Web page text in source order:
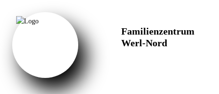
Familienzentrum
Werl-Nord